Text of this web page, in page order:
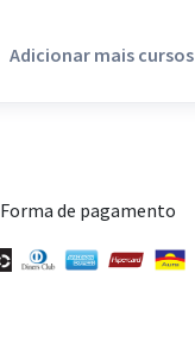
Adicionar mais cursos
Forma de pagamento